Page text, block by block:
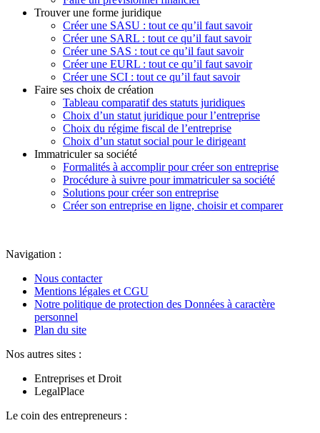
Trouver une forme juridique
Créer une SASU : tout ce qu’il faut savoir
Créer une SARL : tout ce qu’il faut savoir
Créer une SAS : tout ce qu’il faut savoir
Créer une EURL : tout ce qu’il faut savoir
Créer une SCI : tout ce qu’il faut savoir
Faire ses choix de création
Tableau comparatif des statuts juridiques
Choix d’un statut juridique pour l’entreprise
Choix du régime fiscal de l’entreprise
Choix d’un statut social pour le dirigeant
Immatriculer sa société
Formalités à accomplir pour créer son entreprise
Procédure à suivre pour immatriculer sa société
Solutions pour créer son entreprise
Créer son entreprise en ligne, choisir et comparer
Navigation :
Nous contacter
Mentions légales et CGU
Notre politique de protection des Données à caractère
personnel
Plan du site
Nos autres sites :
Entreprises et Droit
LegalPlace
Le coin des entrepreneurs :